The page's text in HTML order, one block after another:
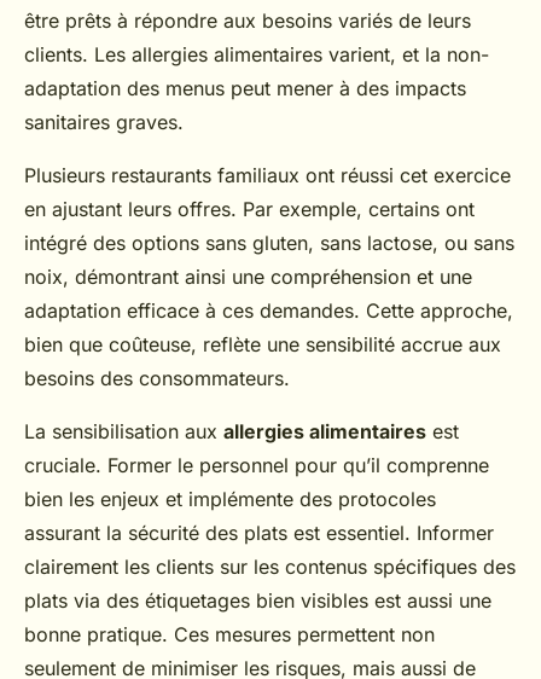
être prêts à répondre aux besoins variés de leurs
clients. Les allergies alimentaires varient, et la non-
adaptation des menus peut mener à des impacts
sanitaires graves.
Plusieurs restaurants familiaux ont réussi cet exercice
en ajustant leurs offres. Par exemple, certains ont
intégré des options sans gluten, sans lactose, ou sans
noix, démontrant ainsi une compréhension et une
adaptation efficace à ces demandes. Cette approche,
bien que coûteuse, reflète une sensibilité accrue aux
besoins des consommateurs.
La sensibilisation aux allergies alimentaires est
cruciale. Former le personnel pour qu’il comprenne
bien les enjeux et implémente des protocoles
assurant la sécurité des plats est essentiel. Informer
clairement les clients sur les contenus spécifiques des
plats via des étiquetages bien visibles est aussi une
bonne pratique. Ces mesures permettent non
seulement de minimiser les risques, mais aussi de